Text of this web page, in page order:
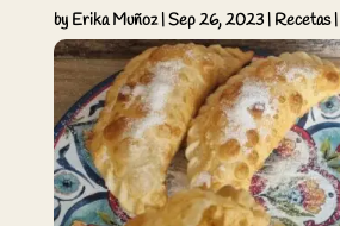
by Erika Muñoz|Sep 26, 2023| Recetas|